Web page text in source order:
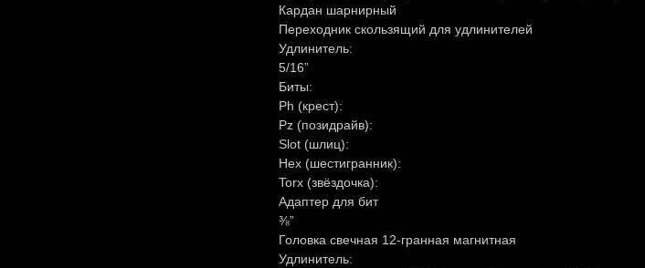
Кардан шарнирный
Переходник скользящий для удлинителей
Удлинитель:
5/16”
Биты:
Ph (крест):
Pz (позидрайв):
Slot (шлиц):
Hex (шестигранник):
Torx (звёздочка):
Адаптер для бит
⅜”
Головка свечная 12-гранная магнитная
Удлинитель: